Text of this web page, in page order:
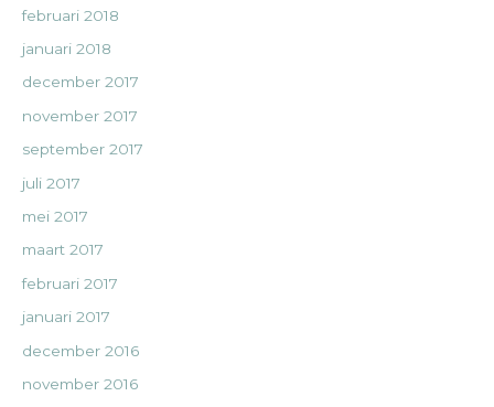
februari 2018
januari 2018
december 2017
november 2017
september 2017
juli 2017
mei 2017
maart 2017
februari 2017
januari 2017
december 2016
november 2016